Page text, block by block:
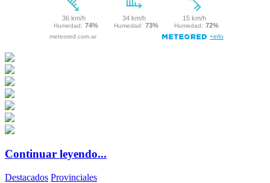
Continuar leyendo...
Destacados Provinciales